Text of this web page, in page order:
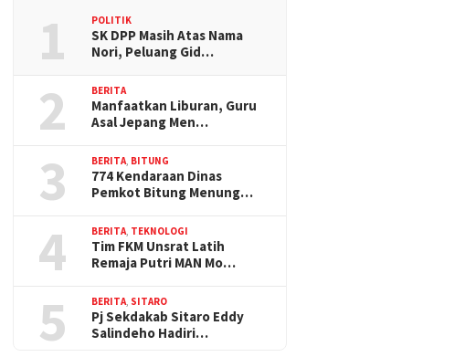
1 POLITIK
SK DPP Masih Atas Nama
Nori, Peluang Gid…
2 BERITA
Manfaatkan Liburan, Guru
Asal Jepang Men…
3 BERITA, BITUNG
774 Kendaraan Dinas
Pemkot Bitung Menung…
4 BERITA, TEKNOLOGI
Tim FKM Unsrat Latih
Remaja Putri MAN Mo…
5 BERITA, SITARO
Pj Sekdakab Sitaro Eddy
Salindeho Hadiri…